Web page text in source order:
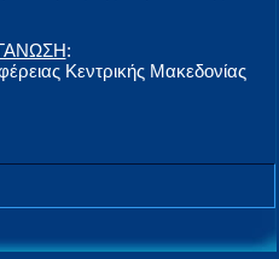
:
Κεντρικής Μακεδονίας